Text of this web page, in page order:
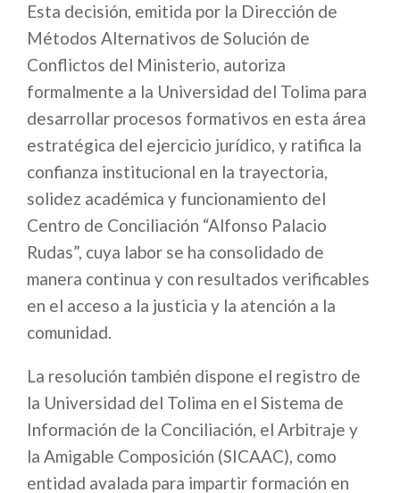
Esta decisión, emitida por la Dirección de
Métodos Alternativos de Solución de
Conflictos del Ministerio, autoriza
formalmente a la Universidad del Tolima para
desarrollar procesos formativos en esta área
estratégica del ejercicio jurídico, y ratifica la
confianza institucional en la trayectoria,
solidez académica y funcionamiento del
Centro de Conciliación “Alfonso Palacio
Rudas”, cuya labor se ha consolidado de
manera continua y con resultados verificables
en el acceso a la justicia y la atención a la
comunidad.
La resolución también dispone el registro de
la Universidad del Tolima en el Sistema de
Información de la Conciliación, el Arbitraje y
la Amigable Composición (SICAAC), como
entidad avalada para impartir formación en